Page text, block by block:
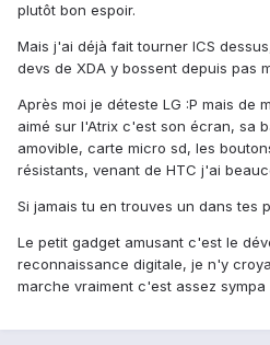
plutôt bon espoir.
Mais j'ai déjà fait tourner ICS
devs de XDA y bossent depuis pas
Après moi je déteste LG :P mais de
aimé sur l'Atrix c'est son écran, sa
amovible, carte micro sd, les
résistants, venant de HTC j'ai
Si jamais tu en trouves un dans tes
Le petit gadget amusant c'est le
reconnaissance digitale, je n'y
marche vraiment c'est assez sympa